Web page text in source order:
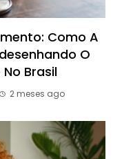
Como A
O
Brasil
2 meses ago